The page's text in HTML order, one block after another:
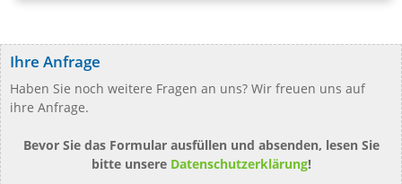
Ihre Anfrage
Haben Sie noch weitere Fragen an uns? Wir freuen uns auf
ihre Anfrage.
Bevor Sie das Formular ausfüllen und absenden, lesen Sie
bitte unsere Datenschutzerklärung!